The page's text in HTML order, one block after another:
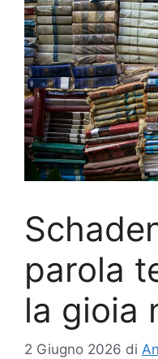
parola
la gioia
2 Giugno 2026 di